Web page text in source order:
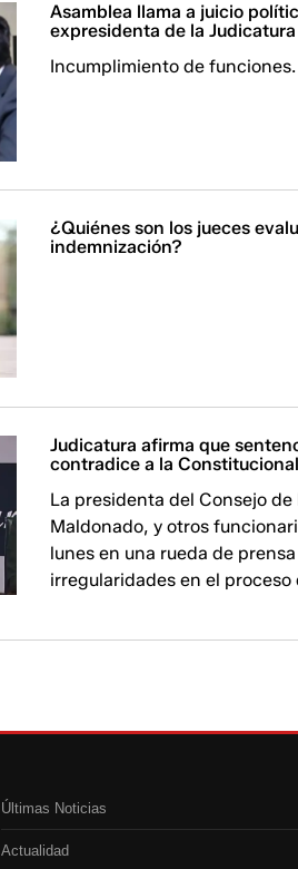
Asamblea llama a juicio
expresidenta de la Judicatura
Incumplimiento de funciones.
¿Quiénes son los jueces
indemnización?
Judicatura afirma que
contradice a la Constitucional
La presidenta del Consejo
Maldonado, y otros
lunes en una rueda de
irregularidades en el
Últimas Noticias
Actualidad